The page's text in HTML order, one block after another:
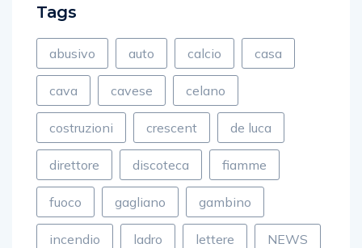
Tags
abusivo auto calcio casa
cava cavese celano
costruzioni crescent de luca
direttore discoteca fiamme
fuoco gagliano gambino
incendio ladro lettere NEWS